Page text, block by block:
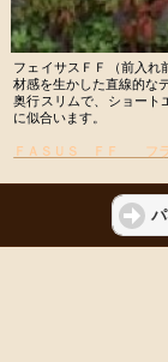
フェイサスＦＦ（前入れ
材感を生かした直線的な
奥行スリムで、ショート
に似合います。
ＦＡＳＵＳ ＦＦ フラ